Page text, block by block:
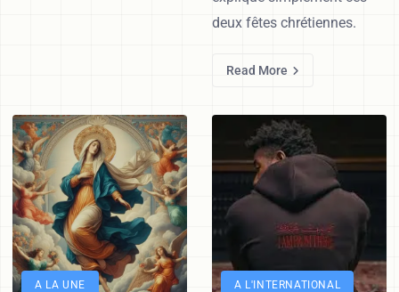
deux fêtes chrétiennes.
Read More
A LA UNE A L'INTERNATIONAL